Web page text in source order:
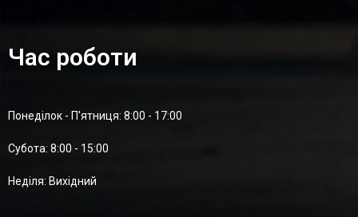
Час роботи
Понеділок - П'ятниця: 8:00 - 17:00
Суботa: 8:00 - 15:00
Неділя: Вихідний